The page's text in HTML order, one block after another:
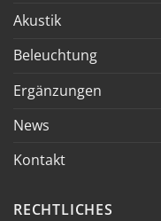
Akustik
Beleuchtung
Ergänzungen
News
Kontakt
RECHTLICHES